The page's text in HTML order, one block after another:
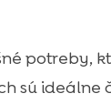
potreby,
sú ideálne